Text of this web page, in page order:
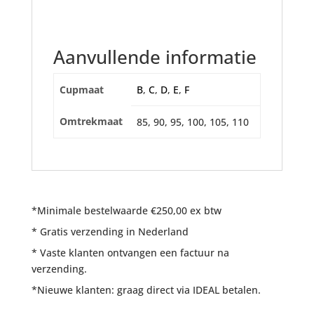
Aanvullende informatie
Cupmaat B, C, D, E, F
Omtrekmaat 85, 90, 95, 100, 105, 110
*Minimale bestelwaarde €250,00 ex btw
* Gratis verzending in Nederland
* Vaste klanten ontvangen een factuur na
verzending.
*Nieuwe klanten: graag direct via IDEAL betalen.